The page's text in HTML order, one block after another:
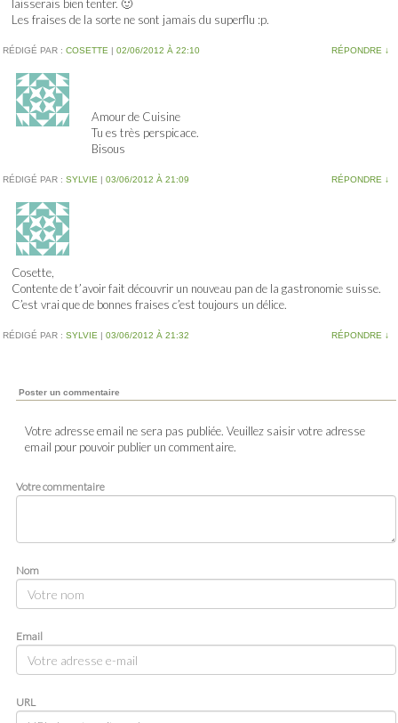
laisserais bien tenter. 🙂
Les fraises de la sorte ne sont jamais du superflu :p.
RÉDIGÉ PAR : COSETTE | 02/06/2012 À 22:10 RÉPONDRE ↓
Amour de Cuisine
Tu es très perspicace.
Bisous
RÉDIGÉ PAR : SYLVIE | 03/06/2012 À 21:09 RÉPONDRE ↓
Cosette,
Contente de t’avoir fait découvrir un nouveau pan de la gastronomie suisse.
C’est vrai que de bonnes fraises c’est toujours un délice.
RÉDIGÉ PAR : SYLVIE | 03/06/2012 À 21:32 RÉPONDRE ↓
Poster un commentaire
Votre adresse email ne sera pas publiée. Veuillez saisir votre adresse
email pour pouvoir publier un commentaire.
Votre commentaire
Nom
Email
URL